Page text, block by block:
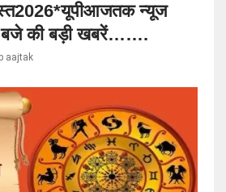
न्यूज
की बड़ी खबरें…….
aajtak